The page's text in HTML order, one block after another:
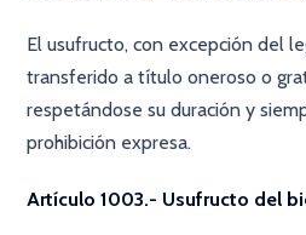
El usufructo, con excepción del
transferido a título oneroso o
respetándose su duración y
prohibición expresa.
Artículo 1003.- Usufructo del